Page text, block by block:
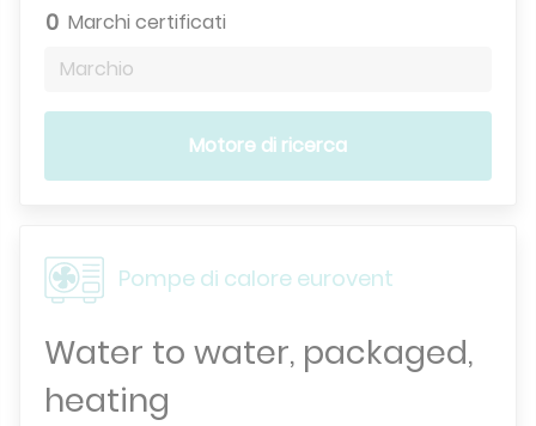
0 Marchi certificati
Marchio
Motore di ricerca
Pompe di calore eurovent
Water to water, packaged,
heating